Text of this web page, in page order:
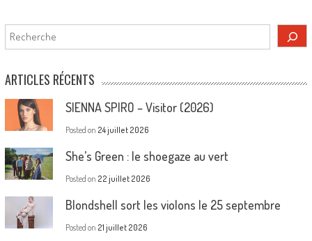
Rechercher
ARTICLES RÉCENTS
SIENNA SPIRO – Visitor (2026)
Posted on 24 juillet 2026
She’s Green : le shoegaze au vert
Posted on 22 juillet 2026
Blondshell sort les violons le 25 septembre
Posted on 21 juillet 2026